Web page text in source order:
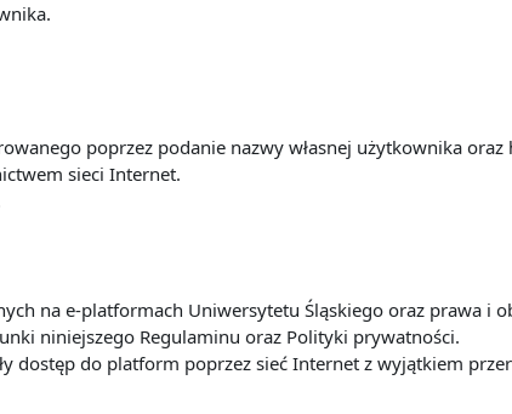
poprzez podanie nazwy własnej użytkownika oraz
sieci Internet.
na e-platformach Uniwersytetu Śląskiego oraz prawa i
niniejszego Regulaminu oraz Polityki prywatności.
dostęp do platform poprzez sieć Internet z wyjątkiem